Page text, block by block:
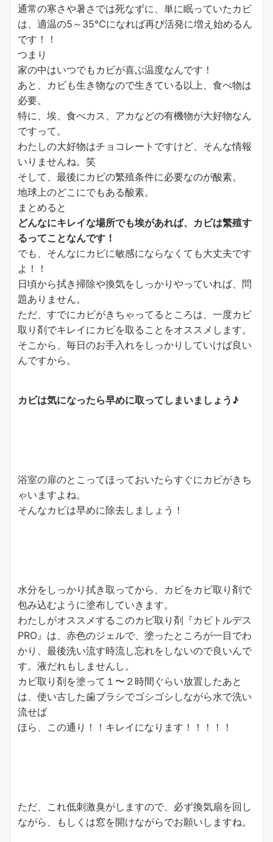
通常の寒さや暑さでは死なずに、単に眠っていたカビ
は、適温の5～35℃になれば再び活発に増え始めるん
です！！
つまり
家の中はいつでもカビが喜ぶ温度なんです！
あと、カビも生き物なので生きている以上、食べ物は
必要。
特に、埃、食べカス、アカなどの有機物が大好物なん
ですって。
わたしの大好物はチョコレートですけど、そんな情報
いりませんね。笑
そして、最後にカビの繁殖条件に必要なのが酸素。
地球上のどこにでもある酸素。
まとめると
どんなにキレイな場所でも埃があれば、カビは繁殖す
るってことなんです！
でも、そんなにカビに敏感にならなくても大丈夫です
よ！！
日頃から拭き掃除や換気をしっかりやっていれば、問
題ありません。
ただ、すでにカビがきちゃってるところは、一度カビ
取り剤でキレイにカビを取ることをオススメします。
そこから、毎日のお手入れをしっかりしていけば良い
んですから。
カビは気になったら早めに取ってしまいましょう♪
浴室の扉のとこってほっておいたらすぐにカビがきち
ゃいますよね。
そんなカビは早めに除去しましょう！
水分をしっかり拭き取ってから、カビをカビ取り剤で
包み込むように塗布していきます。
わたしがオススメするこのカビ取り剤『カビトルデス
PRO』は、赤色のジェルで、塗ったところが一目でわ
かり、最後洗い流す時流し忘れをしないので良いんで
す。液だれもしませんし。
カビ取り剤を塗って１〜２時間ぐらい放置したあと
は、使い古した歯ブラシでゴシゴシしながら水で洗い
流せば
ほら、この通り！！キレイになります！！！！！
ただ、これ低刺激臭がしますので、必ず換気扇を回し
ながら、もしくは窓を開けながらでお願いしますね。